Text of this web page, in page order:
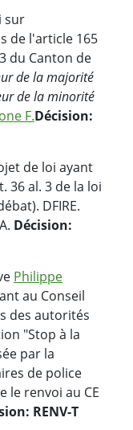
sur
de l'article 165
du Canton de
de la majorité
de la minorité
F.Décision:
de loi ayant
36 al. 3 de la loi
DFIRE.
Décision:
Philippe
au Conseil
des autorités
"Stop à la
par la
de police
le renvoi au CE
RENV-T